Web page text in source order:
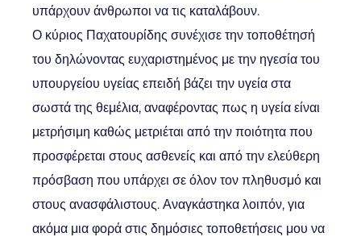
υπάρχουν άνθρωποι να τις καταλάβουν.
Ο κύριος Παχατουρίδης συνέχισε την τοποθέτησή
του δηλώνοντας ευχαριστημένος με την ηγεσία του
υπουργείου υγείας επειδή βάζει την υγεία στα
σωστά της θεμέλια, αναφέροντας πως η υγεία είναι
μετρήσιμη καθώς μετριέται από την ποιότητα που
προσφέρεται στους ασθενείς και από την ελεύθερη
πρόσβαση που υπάρχει σε όλον τον πληθυσμό και
στους ανασφάλιστους. Αναγκάστηκα λοιπόν, για
ακόμα μια φορά στις δημόσιες τοποθετήσεις μου να